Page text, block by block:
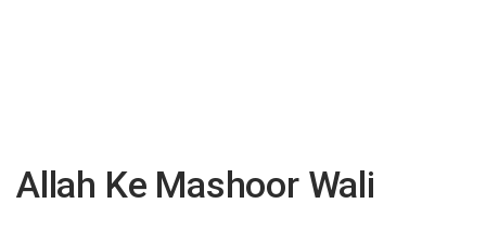
Allah Ke Mashoor Wali